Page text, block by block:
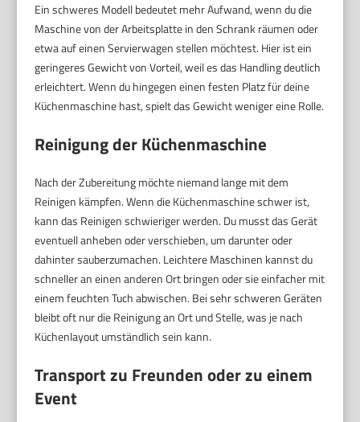
Ein schweres Modell bedeutet mehr Aufwand, wenn du die
Maschine von der Arbeitsplatte in den Schrank räumen oder
etwa auf einen Servierwagen stellen möchtest. Hier ist ein
geringeres Gewicht von Vorteil, weil es das Handling deutlich
erleichtert. Wenn du hingegen einen festen Platz für deine
Küchenmaschine hast, spielt das Gewicht weniger eine Rolle.
Reinigung der Küchenmaschine
Nach der Zubereitung möchte niemand lange mit dem
Reinigen kämpfen. Wenn die Küchenmaschine schwer ist,
kann das Reinigen schwieriger werden. Du musst das Gerät
eventuell anheben oder verschieben, um darunter oder
dahinter sauberzumachen. Leichtere Maschinen kannst du
schneller an einen anderen Ort bringen oder sie einfacher mit
einem feuchten Tuch abwischen. Bei sehr schweren Geräten
bleibt oft nur die Reinigung an Ort und Stelle, was je nach
Küchenlayout umständlich sein kann.
Transport zu Freunden oder zu einem
Event